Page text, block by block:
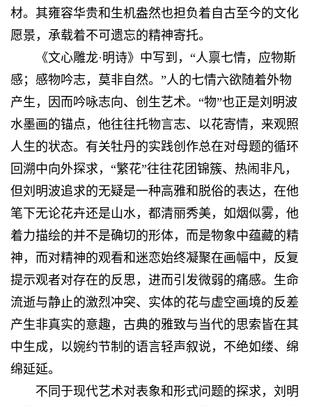
材。其雍容华贵和生机盎然也担负着自古至今的文化
愿景，承载着不可遗忘的精神寄托。
《文心雕龙·明诗》中写到，“人禀七情，应物斯
感；感物吟志，莫非自然。”人的七情六欲随着外物
产生，因而吟咏志向、创生艺术。“物”也正是刘明波
水墨画的锚点，他往往托物言志、以花寄情，来观照
人生的状态。有关牡丹的实践创作总在对母题的循环
回溯中向外探求，“繁花”往往花团锦簇、热闹非凡，
但刘明波追求的无疑是一种高雅和脱俗的表达，在他
笔下无论花卉还是山水，都清丽秀美，如烟似雾，他
着力描绘的并不是确切的形体，而是物象中蕴藏的精
神，而对精神的观看和迷恋始终凝聚在画幅中，反复
提示观者对存在的反思，进而引发微弱的痛感。生命
流逝与静止的激烈冲突、实体的花与虚空画境的反差
产生非真实的意趣，古典的雅致与当代的思索皆在其
中生成，以婉约节制的语言轻声叙说，不绝如缕、绵
绵延延。
不同于现代艺术对表象和形式问题的探求，刘明